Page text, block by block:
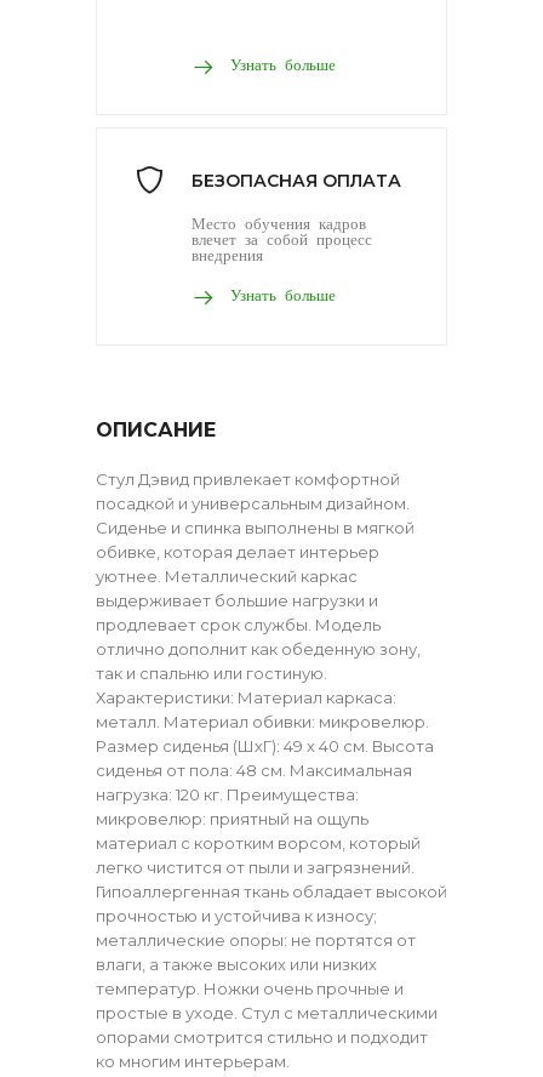
Узнать больше
БЕЗОПАСНАЯ ОПЛАТА
Место обучения кадров
влечет за собой процесс
внедрения
Узнать больше
ОПИСАНИЕ
Стул Дэвид привлекает комфортной
посадкой и универсальным дизайном.
Сиденье и спинка выполнены в мягкой
обивке, которая делает интерьер
уютнее. Металлический каркас
выдерживает большие нагрузки и
продлевает срок службы. Модель
отлично дополнит как обеденную зону,
так и спальню или гостиную.
Характеристики: Материал каркаса:
металл. Материал обивки: микровелюр.
Размер сиденья (ШхГ): 49 х 40 см. Высота
сиденья от пола: 48 см. Максимальная
нагрузка: 120 кг. Преимущества:
микровелюр: приятный на ощупь
материал с коротким ворсом, который
легко чистится от пыли и загрязнений.
Гипоаллергенная ткань обладает высокой
прочностью и устойчива к износу;
металлические опоры: не портятся от
влаги, а также высоких или низких
температур. Ножки очень прочные и
простые в уходе. Стул с металлическими
опорами смотрится стильно и подходит
ко многим интерьерам.